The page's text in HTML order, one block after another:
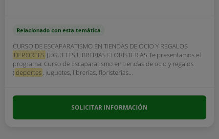
Relacionado con esta temática
CURSO DE ESCAPARATISMO EN TIENDAS DE OCIO Y REGALOS
DEPORTES JUGUETES LIBRERIAS FLORISTERIAS Te presentamos el
programa: Curso de Escaparatismo en tiendas de ocio y regalos
( deportes, juguetes, librerías, floristerías...
SOLICITAR INFORMACIÓN